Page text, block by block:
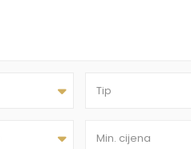
Tip